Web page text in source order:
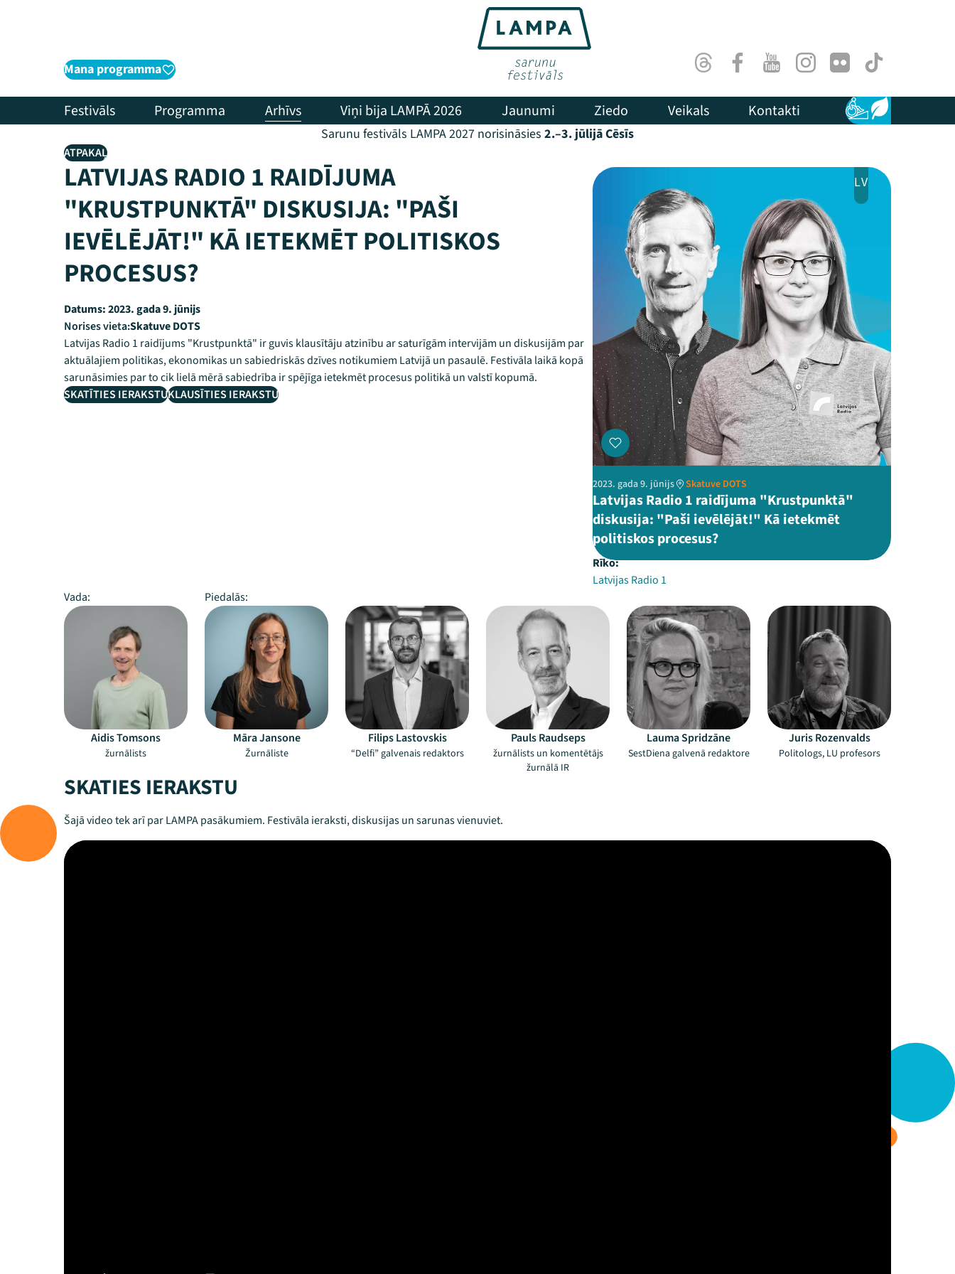
Mana programma ThreadsFacebookYoutubeInstagram
Flick TikTok
Festivāls Programma Arhīvs Viņi bija LAMPĀ 2026 Jaunumi Ziedo Veikals Kontakti Pieejamība
Ilgtspēja
Sarunu festivāls LAMPA 2027 norisināsies 2.–3. jūlijā Cēsīs
ATPAKAĻ
LATVIJAS RADIO 1 RAIDĪJUMA
"KRUSTPUNKTĀ" DISKUSIJA: "PAŠI
IEVĒLĒJĀT!" KĀ IETEKMĒT POLITISKOS
PROCESUS?
Datums:2023. gada 9. jūnijs
Norises vieta:Skatuve DOTS
Latvijas Radio 1 raidījums "Krustpunktā" ir guvis klausītāju atzinību ar saturīgām intervijām un diskusijām par
aktuālajiem politikas, ekonomikas un sabiedriskās dzīves notikumiem Latvijā un pasaulē. Festivāla laikā kopā
sarunāsimies par to cik lielā mērā sabiedrība ir spējīga ietekmēt procesus politikā un valstī kopumā.
SKATĪTIES IERAKSTUKLAUSĪTIES IERAKSTU
LV
2023. gada 9. jūnijs Skatuve DOTS
Latvijas Radio 1 raidījuma "Krustpunktā"
diskusija: "Paši ievēlējāt!" Kā ietekmēt
politiskos procesus?
Rīko:
Latvijas Radio 1
Vada:
Piedalās:
Aidis Tomsons
žurnālists
Māra Jansone
Žurnāliste
Filips Lastovskis
“Delfi” galvenais redaktors
Pauls Raudseps
žurnālists un komentētājs
žurnālā IR
Lauma Spridzāne
SestDiena galvenā redaktore
Juris Rozenvalds
Politologs, LU profesors
SKATIES IERAKSTU
Šajā video tek arī par LAMPA pasākumiem. Festivāla ieraksti, diskusijas un sarunas vienuviet.